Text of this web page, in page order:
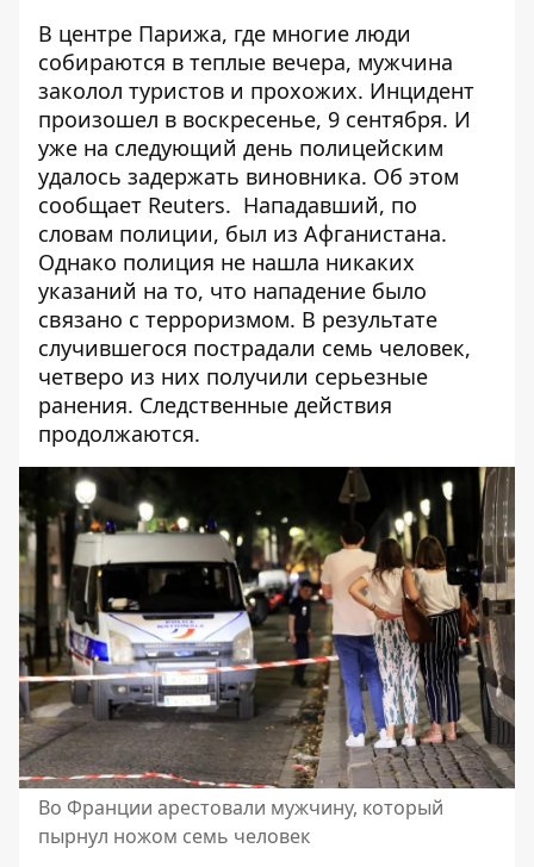
В центре Парижа, где многие люди
собираются в теплые вечера, мужчина
заколол туристов и прохожих. Инцидент
произошел в воскресенье, 9 сентября. И
уже на следующий день полицейским
удалось задержать виновника. Об этом
сообщает Reuters. Нападавший, по
словам полиции, был из Афганистана.
Однако полиция не нашла никаких
указаний на то, что нападение было
связано с терроризмом. В результате
случившегося пострадали семь человек,
четверо из них получили серьезные
ранения. Следственные действия
продолжаются.
Во Франции арестовали мужчину, который
пырнул ножом семь человек